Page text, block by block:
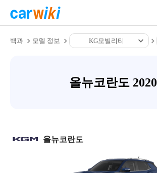
백과 모델 정보 KG모빌리티
올뉴코란도 2020
올뉴코란도